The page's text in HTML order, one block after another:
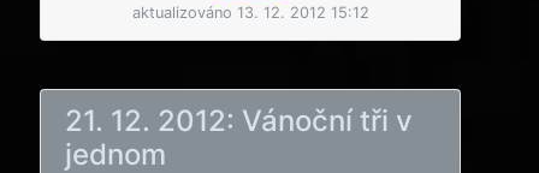
aktualizováno 13. 12. 2012 15:12
21. 12. 2012: Vánoční tři v
jednom